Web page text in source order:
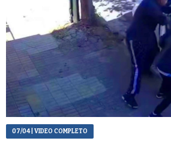
07/04| VIDEO COMPLETO